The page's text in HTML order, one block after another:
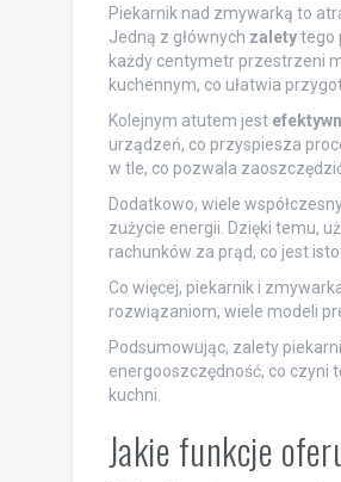
Piekarnik nad zmywarką to
Jedną z głównych zaletytego
każdy centymetr przestrzeni
kuchennym, co ułatwia
Kolejnym atutem jest
urządzeń, co przyspiesza
w tle, co pozwala
Dodatkowo, wiele
zużycie energii. Dzięki temu,
rachunków za prąd, co jest
Co więcej, piekarnik i
rozwiązaniom, wiele modeli
Podsumowując, zalety
energooszczędność, co czyni
kuchni.
Jakie funkcje